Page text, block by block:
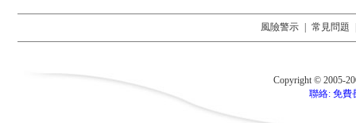
風險警示 常見問題
Copyright © 2005-
聯絡: 免費